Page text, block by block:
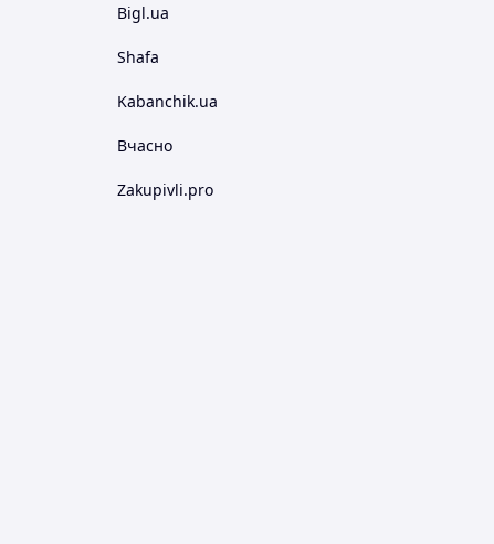
Bigl.ua
Shafa
Kabanchik.ua
Вчасно
Zakupivli.pro